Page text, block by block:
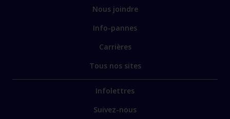
Nous joindre
Info-pannes
Carrières
Tous nos sites
Infolettres
Suivez-nous